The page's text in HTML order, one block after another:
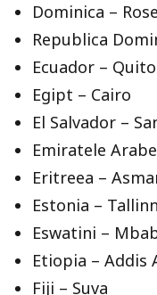
Dominica –
Republica
Ecuador – Quito
Egipt – Cairo
El Salvador –
Emiratele
Eritreea –
Estonia – Tallinn
Eswatini –
Etiopia – Addis
Fiji – Suva